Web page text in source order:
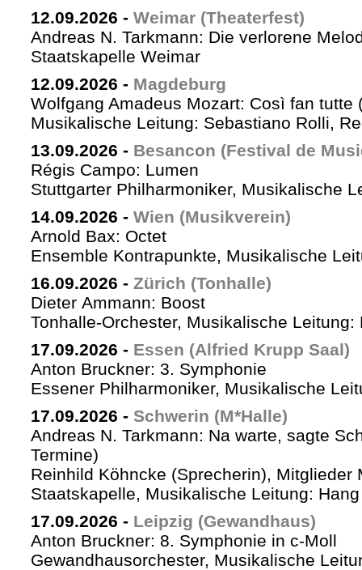
12.09.2026 - Weimar (Theaterfest)
Andreas N. Tarkmann: Die verlorene
Staatskapelle Weimar
12.09.2026 - Magdeburg
Wolfgang Amadeus Mozart: Così fan tutte
Musikalische Leitung: Sebastiano Rolli,
13.09.2026 - Besancon (Festival de
Régis Campo: Lumen
Stuttgarter Philharmoniker, Musikalische
14.09.2026 - Wien (Musikverein)
Arnold Bax: Octet
Ensemble Kontrapunkte, Musikalische
16.09.2026 - Zürich (Tonhalle)
Dieter Ammann: Boost
Tonhalle-Orchester, Musikalische Leitung:
17.09.2026 - Essen (Alfried Krupp Saal)
Anton Bruckner: 3. Symphonie
Essener Philharmoniker, Musikalische
17.09.2026 - Schwerin (M*Halle)
Andreas N. Tarkmann: Na warte, sagte
Termine)
Reinhild Köhncke (Sprecherin), Mitglieder
Staatskapelle, Musikalische Leitung:
17.09.2026 - Leipzig (Gewandhaus)
Anton Bruckner: 8. Symphonie in c-Moll
Gewandhausorchester, Musikalische